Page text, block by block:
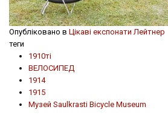
Опубліковано в Цікаві експонати Лейтнер
теги
1910ті
ВЕЛОСИПЕД
1914
1915
Музей Saulkrasti Bicycle Museum